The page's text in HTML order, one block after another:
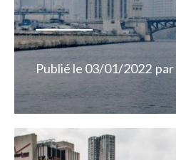
Publié le 03/01/2022 par